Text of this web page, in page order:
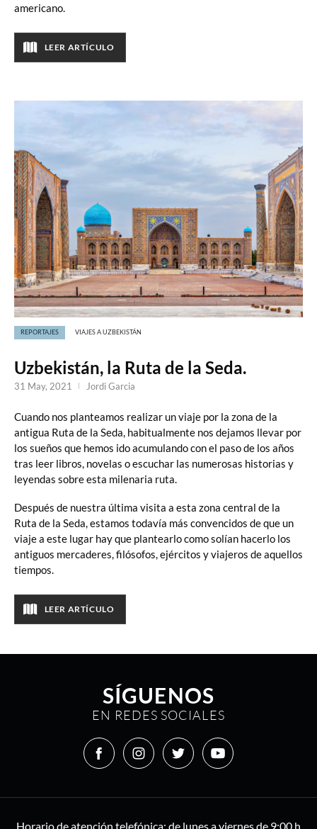
americano.
LEER ARTÍCULO
Uzbekistán, la Ruta de la Seda.
REPORTAJES VIAJES A UZBEKISTÁN
Cuando nos planteamos realizar un viaje por la zona de la
antigua Ruta de la Seda, habitualmente nos dejamos llevar por
los sueños que hemos ido acumulando con el paso de los años
tras leer libros, novelas o escuchar las numerosas historias y
leyendas sobre esta milenaria ruta.
Después de nuestra última visita a esta zona central de la
Ruta de la Seda, estamos todavía más convencidos de que un
viaje a este lugar hay que plantearlo como solían hacerlo los
antiguos mercaderes, filósofos, ejércitos y viajeros de aquellos
tiempos.
LEER ARTÍCULO
31 May, 2021 Jordi Garcia
SÍGUENOS
EN REDES SOCIALES
Horario de atención telefónica: de lunes a viernes de 9:00 h